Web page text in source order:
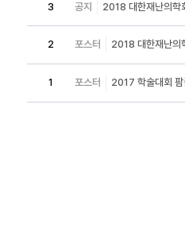
3 공지 2018 대한재난의학
2 포스터 2018 대한재난의
1 포스터 2017 학술대회